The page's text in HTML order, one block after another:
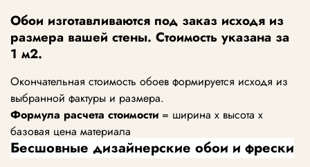
Обои изготавливаются под заказ исходя из
размера вашей стены. Стоимость указана за
1 м2.
Окончательная стоимость обоев формируется исходя из
выбранной фактуры и размера.
Формула расчета стоимости = ширина х высота х
базовая цена материала
Бесшовные дизайнерские обои и фрески